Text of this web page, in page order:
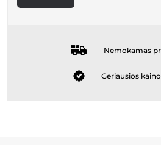
Nemokamas
Geriausios